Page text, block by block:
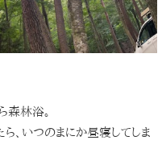
森林浴。
、いつのまにか昼寝してしま